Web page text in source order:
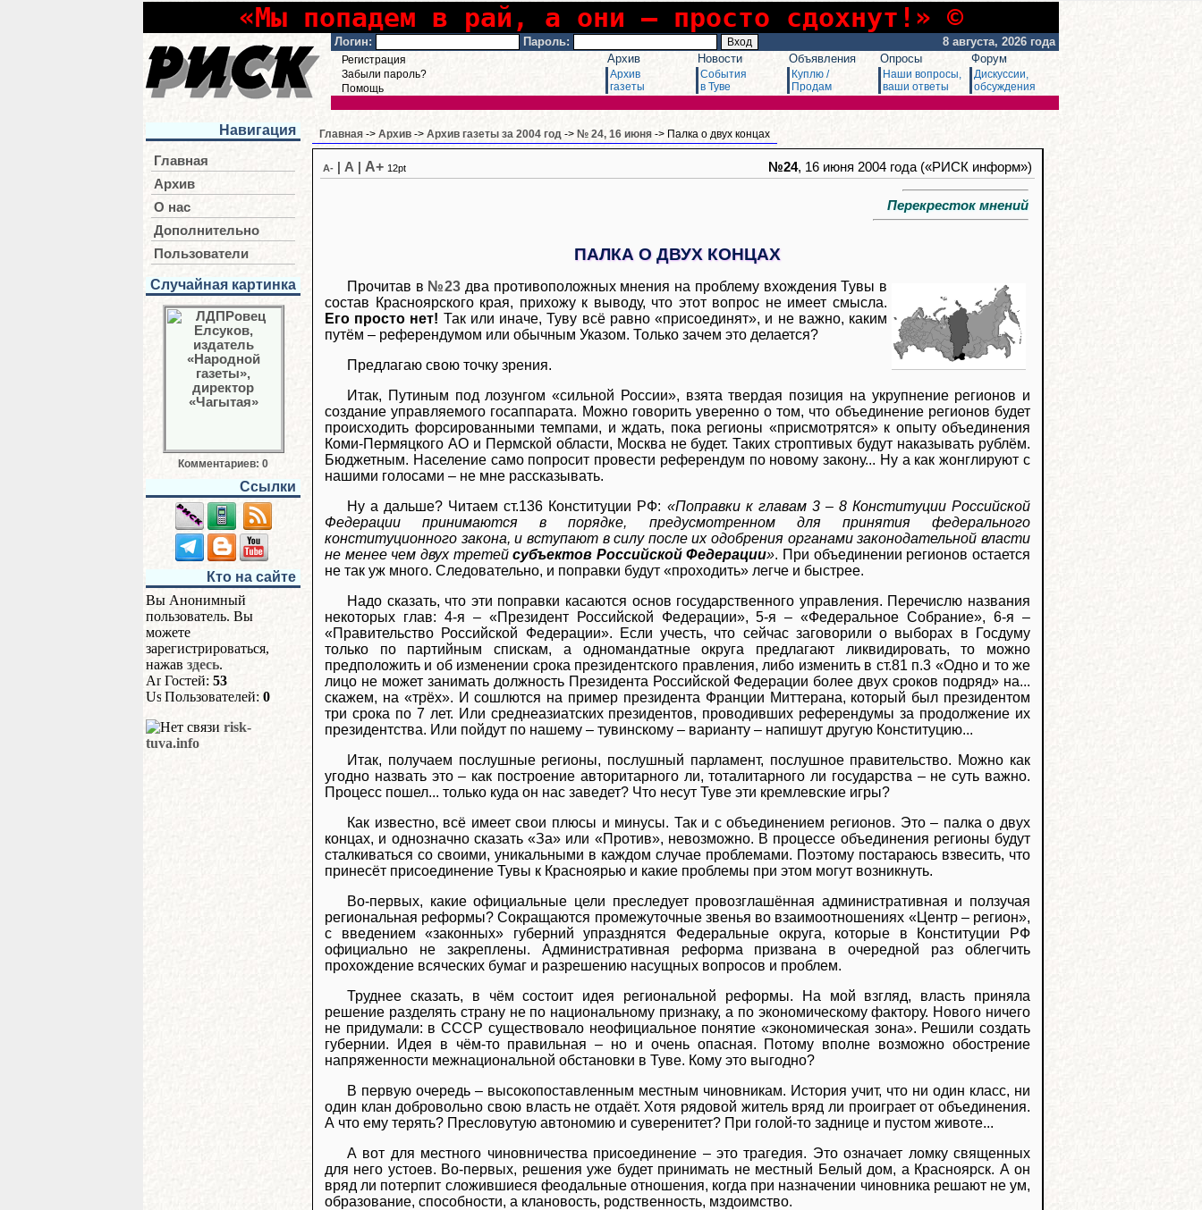
«Мы попадем в рай, а они – просто сдохнут!» ©
Логин: Пароль: 8 августа, 2026 года
Регистрация
Забыли пароль?
Помощь
Архив
Архив
газеты
Новости
События
в Туве
Объявления
Куплю /
Продам
Опросы
Наши вопросы,
ваши ответы
Форум
Дискуссии,
обсуждения
Навигация
Главная
Архив
О нас
Дополнительно
Пользователи
Случайная картинка
Комментариев: 0
Ссылки
Кто на сайте
Вы Анонимный
пользователь. Вы
можете
зарегистрироваться,
нажав здесь.
Гостей: 53
Пользователей: 0
risk-
tuva.info
Главная -> Архив -> Архив газеты за 2004 год -> № 24, 16 июня -> Палка о двух концах
A- A A+ 12pt №24, 16 июня 2004 года («РИСК информ»)
Перекресток мнений
ПАЛКА О ДВУХ КОНЦАХ
Прочитав в №23 два противоположных мнения на проблему вхождения Тувы в
состав Красноярского края, прихожу к выводу, что этот вопрос не имеет смысла.
Его просто нет! Так или иначе, Туву всё равно «присоединят», и не важно, каким
путём – референдумом или обычным Указом. Только зачем это делается?
Предлагаю свою точку зрения.
Итак, Путиным под лозунгом «сильной России», взята твердая позиция на укрупнение регионов и
создание управляемого госаппарата. Можно говорить уверенно о том, что объединение регионов будет
происходить форсированными темпами, и ждать, пока регионы «присмотрятся» к опыту объединения
Коми-Пермяцкого АО и Пермской области, Москва не будет. Таких строптивых будут наказывать рублём.
Бюджетным. Население само попросит провести референдум по новому закону... Ну а как жонглируют с
нашими голосами – не мне рассказывать.
Ну а дальше? Читаем ст.136 Конституции РФ: «Поправки к главам 3 – 8 Конституции Российской
Федерации принимаются в порядке, предусмотренном для принятия федерального
конституционного закона, и вступают в силу после их одобрения органами законодательной власти
не менее чем двух третейсубъектов Российской Федерации». При объединении регионов остается
не так уж много. Следовательно, и поправки будут «проходить» легче и быстрее.
Надо сказать, что эти поправки касаются основ государственного управления. Перечислю названия
некоторых глав: 4-я – «Президент Российской Федерации», 5-я – «Федеральное Собрание», 6-я –
«Правительство Российской Федерации». Если учесть, что сейчас заговорили о выборах в Госдуму
только по партийным спискам, а одномандатные округа предлагают ликвидировать, то можно
предположить и об изменении срока президентского правления, либо изменить в ст.81 п.3 «Одно и то же
лицо не может занимать должность Президента Российской Федерации более двух сроков подряд» на...
скажем, на «трёх». И сошлются на пример президента Франции Миттерана, который был президентом
три срока по 7 лет. Или среднеазиатских президентов, проводивших референдумы за продолжение их
президентства. Или пойдут по нашему – тувинскому – варианту – напишут другую Конституцию...
Итак, получаем послушные регионы, послушный парламент, послушное правительство. Можно как
угодно назвать это – как построение авторитарного ли, тоталитарного ли государства – не суть важно.
Процесс пошел... только куда он нас заведет? Что несут Туве эти кремлевские игры?
Как известно, всё имеет свои плюсы и минусы. Так и с объединением регионов. Это – палка о двух
концах, и однозначно сказать «За» или «Против», невозможно. В процессе объединения регионы будут
сталкиваться со своими, уникальными в каждом случае проблемами. Поэтому постараюсь взвесить, что
принесёт присоединение Тувы к Красноярью и какие проблемы при этом могут возникнуть.
Во-первых, какие официальные цели преследует провозглашённая административная и ползучая
региональная реформы? Сокращаются промежуточные звенья во взаимоотношениях «Центр – регион»,
с введением «законных» губерний упразднятся Федеральные округа, которые в Конституции РФ
официально не закреплены. Административная реформа призвана в очередной раз облегчить
прохождение всяческих бумаг и разрешению насущных вопросов и проблем.
Труднее сказать, в чём состоит идея региональной реформы. На мой взгляд, власть приняла
решение разделять страну не по национальному признаку, а по экономическому фактору. Нового ничего
не придумали: в СССР существовало неофициальное понятие «экономическая зона». Решили создать
губернии. Идея в чём-то правильная – но и очень опасная. Потому вполне возможно обострение
напряженности межнациональной обстановки в Туве. Кому это выгодно?
В первую очередь – высокопоставленным местным чиновникам. История учит, что ни один класс, ни
один клан добровольно свою власть не отдаёт. Хотя рядовой житель вряд ли проиграет от объединения.
А что ему терять? Пресловутую автономию и суверенитет? При голой-то заднице и пустом животе...
А вот для местного чиновничества присоединение – это трагедия. Это означает ломку священных
для него устоев. Во-первых, решения уже будет принимать не местный Белый дом, а Красноярск. А он
вряд ли потерпит сложившиеся феодальные отношения, когда при назначении чиновника решают не ум,
образование, способности, а клановость, родственность, мздоимство.